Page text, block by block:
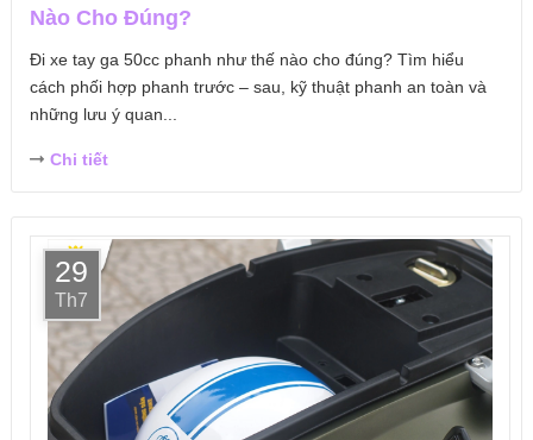
Nào Cho Đúng?
Đi xe tay ga 50cc phanh như thế nào cho đúng? Tìm hiểu
cách phối hợp phanh trước – sau, kỹ thuật phanh an toàn và
những lưu ý quan...
Chi tiết
29
Th7